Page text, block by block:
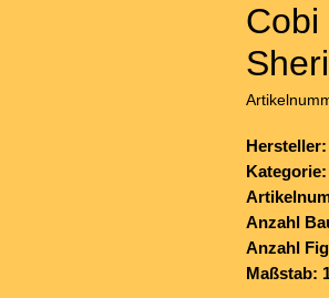
Cobi
Anzahl
Anzahl
Maßstab: